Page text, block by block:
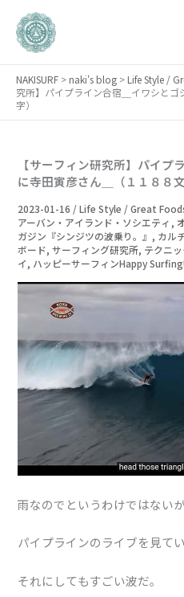
NAKISURF > naki's blog > Life Style /
究所】パイプライン合宿＿イワシと
字）
【サーフィン研究所】パイプ
に寺田寅彦さん＿（１１８８文
2023-01-16 /Life Style / Great
アーバン・アイランド・ソシエティ ,
ガジン『シンジツの波乗り。』 , カル
ボード,サーフィング研究所, テクニ
イ, ハッピーサーフィンHappy Surfing!
雨なのでというわけではないが
パイプラインのライブを見てい
それにしてもすごい波だ。
別
ア
ー
イ
ブ